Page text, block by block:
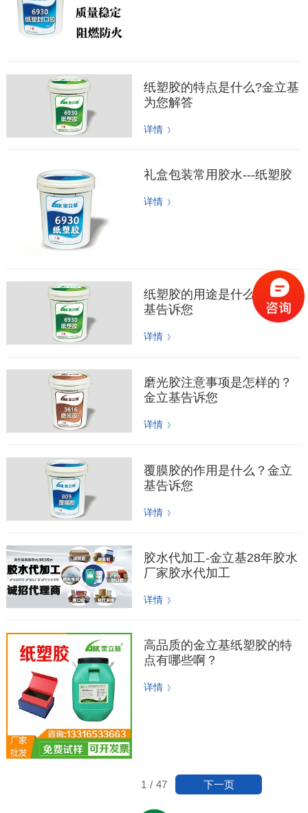
纸塑胶的特点是什么?金立基
为您解答
详情 》
礼盒包装常用胶水---纸塑胶
详情 》
纸塑胶的用途是什么？金立
基告诉您
详情 》
磨光胶注意事项是怎样的？
金立基告诉您
详情 》
覆膜胶的作用是什么？金立
基告诉您
详情 》
胶水代加工-金立基28年胶水
厂家胶水代加工
详情 》
高品质的金立基纸塑胶的特
点有哪些啊？
详情 》
1 / 47 下一页